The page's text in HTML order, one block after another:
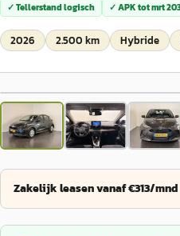
✓ Tellerstand logisch ✓ APK totmrt
2026 2.500 km Hybride
Zakelijk leasen vanaf €313/mnd